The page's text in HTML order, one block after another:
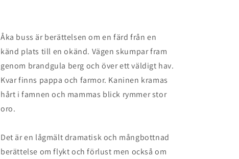
Åka buss är berättelsen om en färd från en
känd plats till en okänd. Vägen skumpar fram
genom brandgula berg och över ett väldigt hav.
Kvar finns pappa och farmor. Kaninen kramas
hårt i famnen och mammas blick rymmer stor
oro.
Det är en lågmält dramatisk och mångbottnad
berättelse om flykt och förlust men också om